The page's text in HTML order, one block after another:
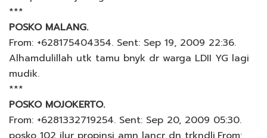
***
POSKO MALANG.
From: +628175404354. Sent: Sep 19, 2009 22:36.
Alhamdulillah utk tamu bnyk dr warga LDII YG lagi
mudik.
***
POSKO MOJOKERTO.
From: +6281332719254. Sent: Sep 20, 2009 05:30.